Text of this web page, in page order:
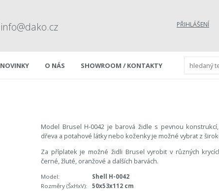
info@dako.cz PŘIHLÁŠENÍ
NOVINKY O NÁS SHOWROOM / KONTAKTY
Model Brusel H-0042 je barová židle s pevnou
dřeva a potahové látky nebo koženky je možné vybrat z
Za příplatek je možné židli Brusel vyrobit v různých
černé, žluté, oranžové a dalších barvách.
Model:
Shell H-0042
Rozměry (ŠxHxV):
50x53x112 cm